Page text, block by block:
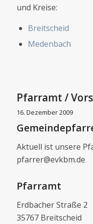
und Kreise:
Breitscheid
Medenbach
Pfarramt /
16. Dezember 2009
Aktuell ist unsere
pfarrer@evkbm.de
Pfarramt
Erdbacher Straße 2
35767 Breitscheid